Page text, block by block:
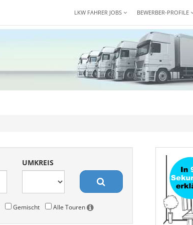
LKW FAHRER JOBS BEWERBER-PROFILE
UMKREIS
Gemischt Alle Touren